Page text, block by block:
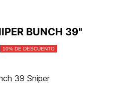
BUNCH 39"
10% DE DESCUENTO
39 Sniper